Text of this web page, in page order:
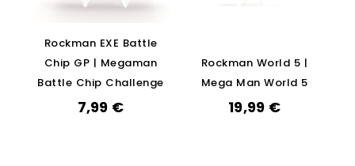
Rockman EXE Battle
Chip GP | Megaman
Battle Chip Challenge
7,99 €
Rockman World 5 |
Mega Man World 5
19,99 €